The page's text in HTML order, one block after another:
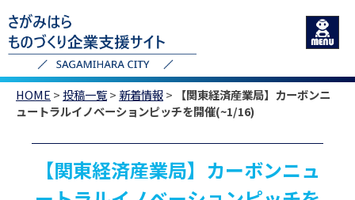
HOME >投稿一覧> 新着情報>
【関東経済産業局】カーボンニ
ュートラルイノベーションピッチを開催(~1/16)
【関東経済産業局】カーボンニュ